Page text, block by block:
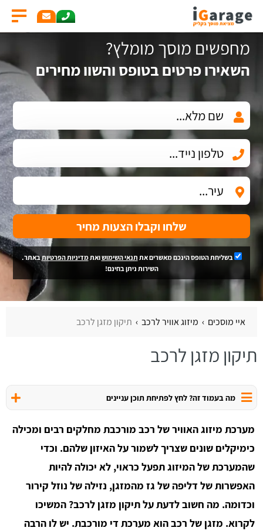
מחפשים מוסך מומלץ?
השאירו פרטים בטופס והשוו מחירים
שלחו וקבלו הצעות מחיר
בשליחת הטופס הינכם מאשרים את תנאי השימושואתמדיניות הפרטיותבאתר.
השירות ניתן בחינם!
איי מוסכים מיזוג אוויר לרכב תיקון מזגן לרכב
תיקון מזגן לרכב
מה בעמוד זה? לחץ לפתיחת תוכן עניינים
מערכת מיזוג האוויר של רכב מורכבת מחלקים רבים ומכילה
כימיקלים שונים שצריך לשמור על האיזון שלהם. וכדי
שהמערכת של המיזוג תפעל כראוי, לא יכולה להיות
האפשרות של דליפה של גז מהמזגן, נזילה של נוזל קירור
וכדומה. מה חשוב לדעת על תיקון מזגן לרכב? המשיכו
לקרוא. מזגן של רכב הוא מערכת די מורכבת. יש לו הרבה